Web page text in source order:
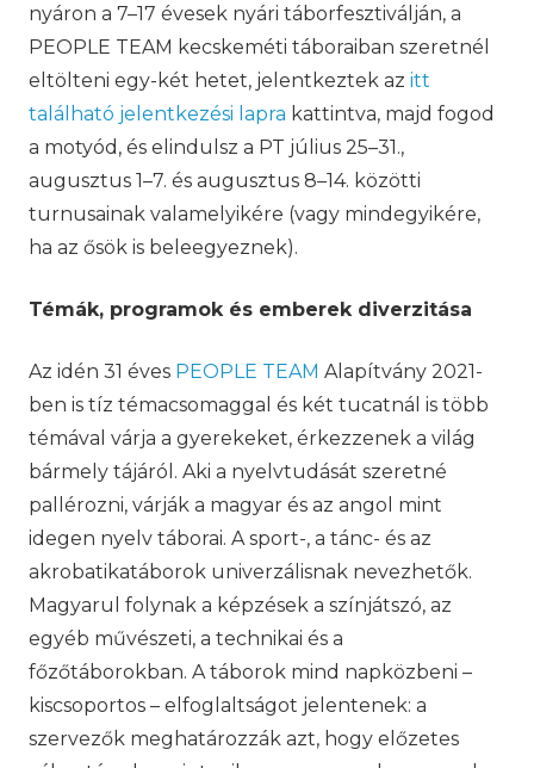
nyáron a 7–17 évesek nyári táborfesztiválján, a
PEOPLE TEAM kecskeméti táboraiban szeretnél
eltölteni egy-két hetet, jelentkeztek az itt
található jelentkezési lapra kattintva, majd fogod
a motyód, és elindulsz a PT július 25–31.,
augusztus 1–7. és augusztus 8–14. közötti
turnusainak valamelyikére (vagy mindegyikére,
ha az ősök is beleegyeznek).
Témák, programok és emberek diverzitása
Az idén 31 éves PEOPLE TEAM Alapítvány 2021-
ben is tíz témacsomaggal és két tucatnál is több
témával várja a gyerekeket, érkezzenek a világ
bármely tájáról. Aki a nyelvtudását szeretné
pallérozni, várják a magyar és az angol mint
idegen nyelv táborai. A sport-, a tánc- és az
akrobatikatáborok univerzálisnak nevezhetők.
Magyarul folynak a képzések a színjátszó, az
egyéb művészeti, a technikai és a
főzőtáborokban. A táborok mind napközbeni –
kiscsoportos – elfoglaltságot jelentenek: a
szervezők meghatározzák azt, hogy előzetes